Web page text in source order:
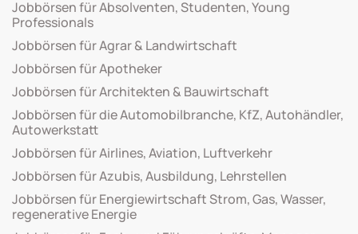
Jobbörsen für Absolventen, Studenten, Young
Professionals
Jobbörsen für Agrar & Landwirtschaft
Jobbörsen für Apotheker
Jobbörsen für Architekten & Bauwirtschaft
Jobbörsen für die Automobilbranche, KfZ, Autohändler,
Autowerkstatt
Jobbörsen für Airlines, Aviation, Luftverkehr
Jobbörsen für Azubis, Ausbildung, Lehrstellen
Jobbörsen für Energiewirtschaft Strom, Gas, Wasser,
regenerative Energie